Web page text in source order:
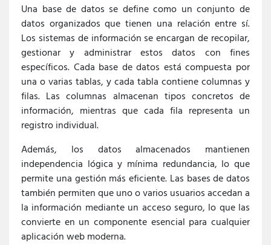
Una base de datos se define como un conjunto de
datos organizados que tienen una relación entre sí.
Los sistemas de información se encargan de recopilar,
gestionar y administrar estos datos con fines
específicos. Cada base de datos está compuesta por
una o varias tablas, y cada tabla contiene columnas y
filas. Las columnas almacenan tipos concretos de
información, mientras que cada fila representa un
registro individual.
Además, los datos almacenados mantienen
independencia lógica y mínima redundancia, lo que
permite una gestión más eficiente. Las bases de datos
también permiten que uno o varios usuarios accedan a
la información mediante un acceso seguro, lo que las
convierte en un componente esencial para cualquier
aplicación web moderna.